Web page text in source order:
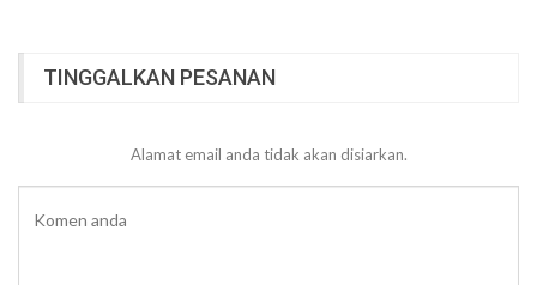
TINGGALKAN PESANAN
Alamat email anda tidak akan disiarkan.